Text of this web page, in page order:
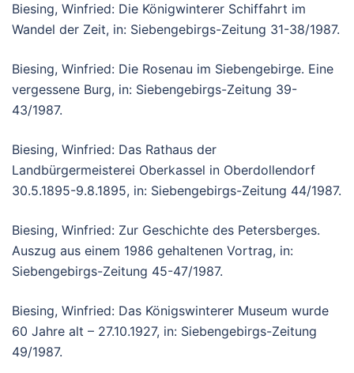
Biesing, Winfried: Die Königwinterer Schiffahrt im
Wandel der Zeit, in: Siebengebirgs-Zeitung 31-38/1987.
Biesing, Winfried: Die Rosenau im Siebengebirge. Eine
vergessene Burg, in: Siebengebirgs-Zeitung 39-
43/1987.
Biesing, Winfried: Das Rathaus der
Landbürgermeisterei Oberkassel in Oberdollendorf
30.5.1895-9.8.1895, in: Siebengebirgs-Zeitung 44/1987.
Biesing, Winfried: Zur Geschichte des Petersberges.
Auszug aus einem 1986 gehaltenen Vortrag, in:
Siebengebirgs-Zeitung 45-47/1987.
Biesing, Winfried: Das Königswinterer Museum wurde
60 Jahre alt – 27.10.1927, in: Siebengebirgs-Zeitung
49/1987.